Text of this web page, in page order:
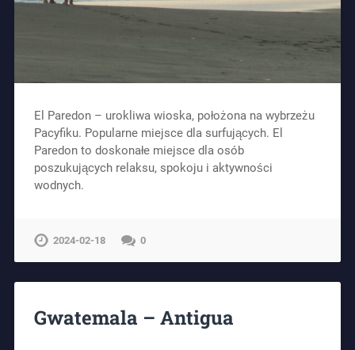
El Paredon – urokliwa wioska, położona na wybrzeżu
Pacyfiku. Popularne miejsce dla surfujących. El
Paredon to doskonałe miejsce dla osób
poszukujących relaksu, spokoju i aktywności
wodnych.
2024-02-18 0
Gwatemala – Antigua